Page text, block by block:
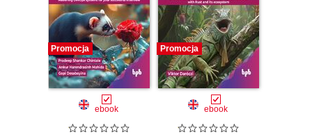
Promocja
ebook
Promocja
ebook